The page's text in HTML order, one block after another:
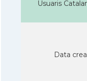
Usuaris
Data